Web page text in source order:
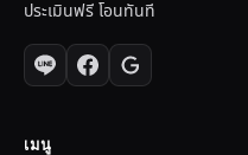
ประเมินฟรี โอนทันที
เมนู